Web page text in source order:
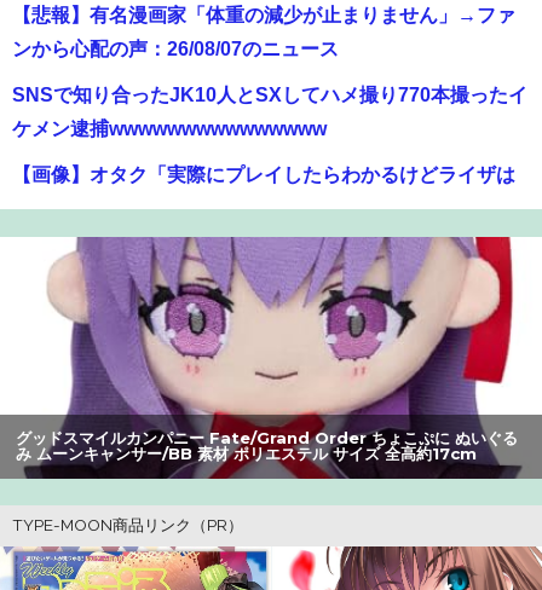
【悲報】有名漫画家「体重の減少が止まりません」→ファ
ンから心配の声：26/08/07のニュース
SNSで知り合ったJK10人とSXしてハメ撮り770本撮ったイ
ケメン逮捕wwwwwwwwwwwwwww
【画像】オタク「実際にプレイしたらわかるけどライザは
友達って感じで性的な目では見れないｗ」←これｗｗｗ
ｗ：26/08/06のニュース
【画像】ハンターハンターさん、ガチで最強の新能力を登
場させてしまうｗｗｗｗｗｗｗ
【爆笑】最近のオスガキ、名前がダサすぎるｗｗｗｗ ：
26/08/05のニュース
【朗報】Vtuber界、新たなる『弱男の姫』が爆誕ｗｗｗｗ
ｗｗｗｗｗｗｗ
【画像】美人すぎる女医、ガチで見つかる。めちゃくちゃ
いいべｗｗｗｗ ：26/08/04のニュース
グッドスマイルカンパニー Fate/Grand Order ちょこぷに ぬいぐる
み ムーンキャンサー/BB 素材 ポリエステル サイズ 全高約17cm